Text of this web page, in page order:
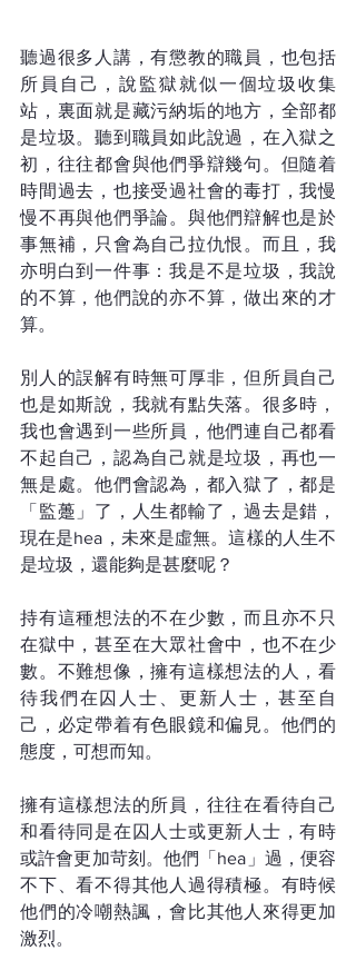
聽過很多人講，有懲教的職員，也包括
所員自己，說監獄就似一個垃圾收集
站，裏面就是藏污納垢的地方，全部都
是垃圾。聽到職員如此說過，在入獄之
初，往往都會與他們爭辯幾句。但隨着
時間過去，也接受過社會的毒打，我慢
慢不再與他們爭論。與他們辯解也是於
事無補，只會為自己拉仇恨。而且，我
亦明白到一件事：我是不是垃圾，我說
的不算，他們說的亦不算，做出來的才
算。
別人的誤解有時無可厚非，但所員自己
也是如斯說，我就有點失落。很多時，
我也會遇到一些所員，他們連自己都看
不起自己，認為自己就是垃圾，再也一
無是處。他們會認為，都入獄了，都是
「監躉」了，人生都輸了，過去是錯，
現在是hea，未來是虛無。這樣的人生不
是垃圾，還能夠是甚麼呢？
持有這種想法的不在少數，而且亦不只
在獄中，甚至在大眾社會中，也不在少
數。不難想像，擁有這樣想法的人，看
待我們在囚人士、更新人士，甚至自
己，必定帶着有色眼鏡和偏見。他們的
態度，可想而知。
擁有這樣想法的所員，往往在看待自己
和看待同是在囚人士或更新人士，有時
或許會更加苛刻。他們「hea」過，便容
不下、看不得其他人過得積極。有時候
他們的冷嘲熱諷，會比其他人來得更加
激烈。